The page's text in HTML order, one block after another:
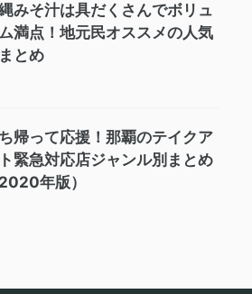
みそ汁は具だくさんでボリュ
満点！地元民オススメの人気
とめ
帰って応援！那覇のテイクア
緊急対応店ジャンル別まとめ
2020年版）